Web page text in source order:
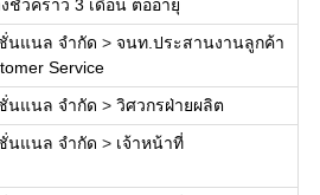
วคราว 3 เดือน ต่ออายุ
นแนล จำกัด > จนท.ประสานงานลูกค้า
Service
นแนล จำกัด > วิศวกรฝ่ายผลิต
นแนล จำกัด > เจ้าหน้าที่